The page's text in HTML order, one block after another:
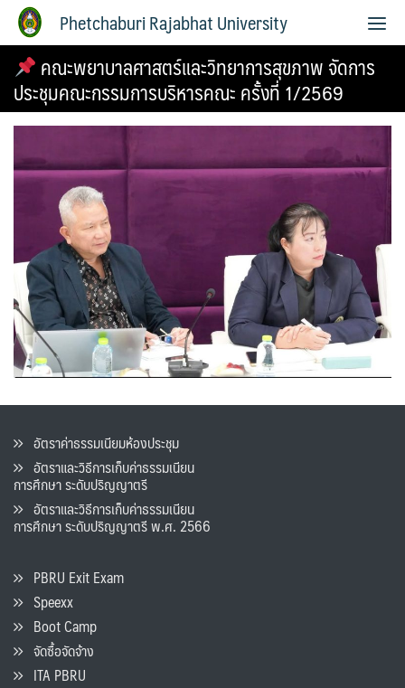
Phetchaburi Rajabhat University
คณะพยาบาลศาสตร์และวิทยาการสุขภาพ จัดการ
ประชุมคณะกรรมการบริหารคณะ ครั้งที่ 1/2569
อัตราค่าธรรมเนียมห้องประชุม
อัตราและวิธีการเก็บค่าธรรมเนียน
การศึกษา ระดับปริญญาตรี
อัตราและวิธีการเก็บค่าธรรมเนียน
การศึกษา ระดับปริญญาตรี พ.ศ. 2566
PBRU Exit Exam
Speexx
Boot Camp
จัดซื้อจัดจ้าง
ITA PBRU